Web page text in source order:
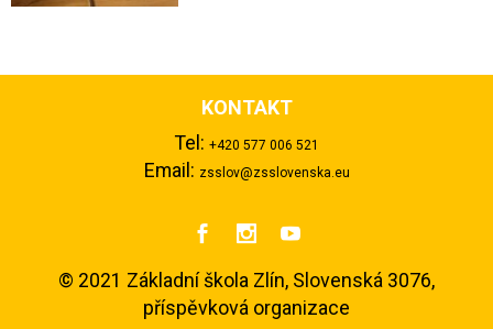
KONTAKT
Tel: +420 577 006 521
Email: zsslov@zsslovenska.eu
  
© 2021 Základní škola Zlín, Slovenská 3076,
příspěvková organizace